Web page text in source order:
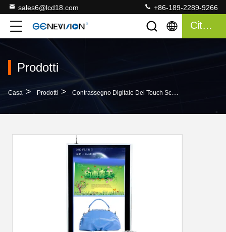
sales6@lcd18.com +86-189-2289-9266
Citazione
Prodotti
Casa > Prodotti > Contrassegno Digitale Del Touch Screen